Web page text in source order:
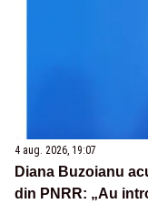
4 aug. 2026, 19:07
Diana Buzoianu
din PNRR: „Au